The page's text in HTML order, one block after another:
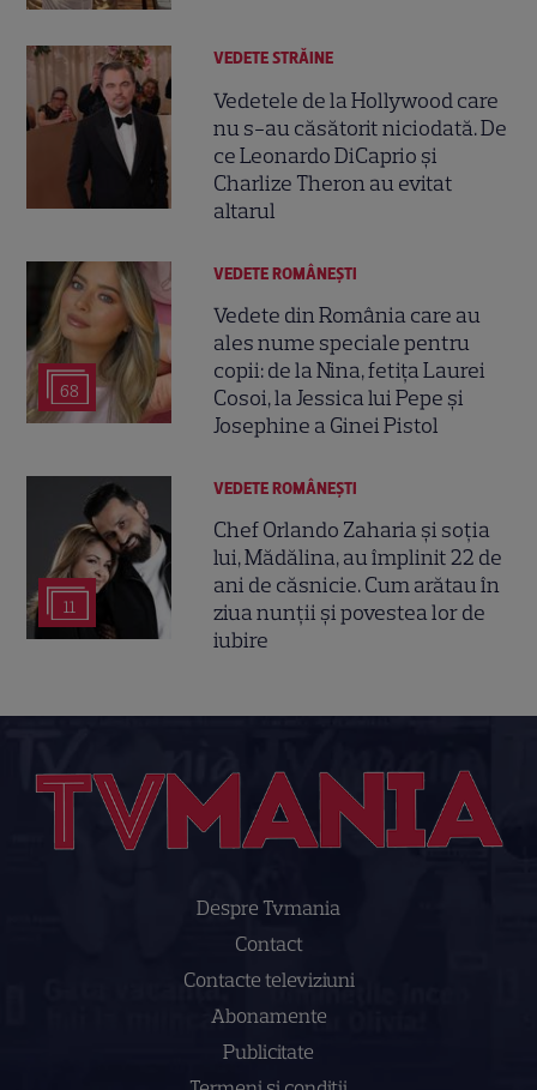
VEDETE STRĂINE
Vedetele de la Hollywood care
nu s-au căsătorit niciodată. De
ce Leonardo DiCaprio și
Charlize Theron au evitat
altarul
68
VEDETE ROMÂNEŞTI
Vedete din România care au
ales nume speciale pentru
copii: de la Nina, fetița Laurei
Cosoi, la Jessica lui Pepe și
Josephine a Ginei Pistol
11
VEDETE ROMÂNEŞTI
Chef Orlando Zaharia și soția
lui, Mădălina, au împlinit 22 de
ani de căsnicie. Cum arătau în
ziua nunții și povestea lor de
iubire
Despre Tvmania
Contact
Contacte televiziuni
Abonamente
Publicitate